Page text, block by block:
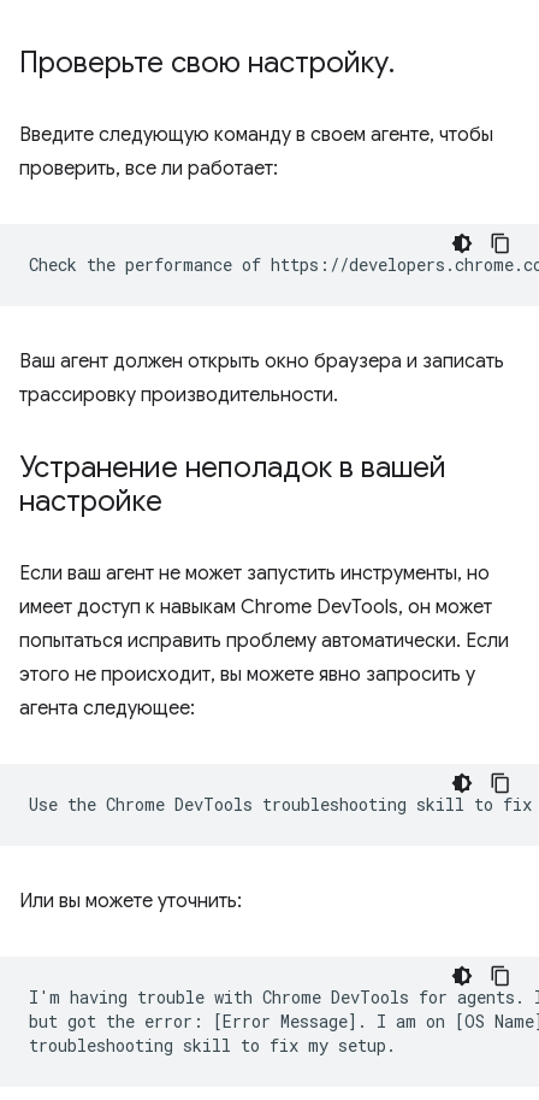
Проверьте свою настройку.
Введите следующую команду в своем агенте, чтобы
проверить, все ли работает:
Ваш агент должен открыть окно браузера и записать
трассировку производительности.
Устранение неполадок в вашей
настройке
Если ваш агент не может запустить инструменты, но
имеет доступ к навыкам Chrome DevTools, он может
попытаться исправить проблему автоматически. Если
этого не происходит, вы можете явно запросить у
агента следующее:
Или вы можете уточнить:
I'm having trouble with Chrome DevTools for
but got the error: [Error Message]. I am on [OS